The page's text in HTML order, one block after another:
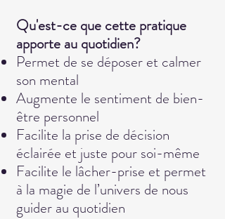
Qu'est-ce que cette pratique
apporte au quotidien?
Permet de se déposer et calmer
son mental
Augmente le sentiment de bien-
être personnel
Facilite la prise de décision
éclairée et juste pour soi-même
Facilite le lâcher-prise et permet
à la magie de l’univers de nous
guider au quotidien